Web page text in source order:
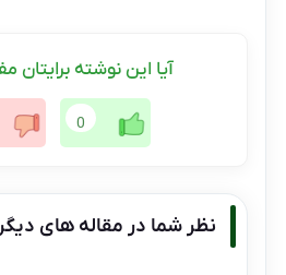
آیا این نوشته برایتان
0
نظر شما در مقاله های دیگر